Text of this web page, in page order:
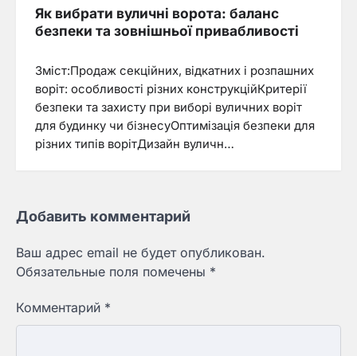
Як вибрати вуличні ворота: баланс
безпеки та зовнішньої привабливості
Зміст:Продаж секційних, відкатних і розпашних
воріт: особливості різних конструкційКритерії
безпеки та захисту при виборі вуличних воріт
для будинку чи бізнесуОптимізація безпеки для
різних типів ворітДизайн вуличн…
Добавить комментарий
Ваш адрес email не будет опубликован.
Обязательные поля помечены *
Комментарий *